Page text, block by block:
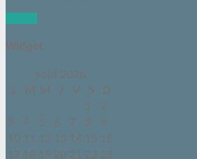
Widget
août 2026
L
M M J V S
D
1
2
3
4 5 6 7 8
9
10 11 12 13 14 15 16
17 18 19 20 21 22 23